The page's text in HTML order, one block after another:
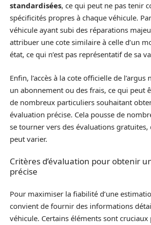
standardisées, ce qui peut ne pas tenir
spécificités propres à chaque véhicule.
véhicule ayant subi des réparations
attribuer une cote similaire à celle d’un
état, ce qui n’est pas représentatif de sa
Enfin, l’accès à la cote officielle de l’argus
un abonnement ou des frais, ce qui peut
de nombreux particuliers souhaitant
évaluation précise. Cela pousse de
se tourner vers des évaluations gratuites,
peut varier.
Critères d’évaluation pour obtenir
précise
Pour maximiser la fiabilité d’une
convient de fournir des informations
véhicule. Certains éléments sont